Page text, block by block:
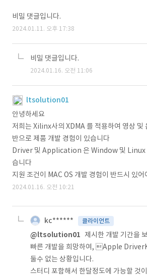
비밀 댓글입니다.
2024.01.11. 오후 17:38
비밀 댓글입니다.
2024.01.16. 오전 11:06
ltsolution01
안녕하세요
저희는 Xilinx사의 XDMA 를 적용하여 영상 및
반으로 제품 개발 경험이 있습니다
Driver 및 Application 은 Window 및 Linux
습니다
지원 조건이 MAC OS 개발 경험이 반드시 있어
2024.01.16. 오전 10:21
kc****** 클라이언트
@ltsolution01 제시한 개발 기간을
빠른 개발을 희망하여, Apple
둘수 없는 상황입니다.
스터디 포함해서 한달정도에 가능할 것